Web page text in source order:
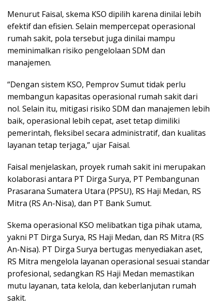
Menurut Faisal, skema KSO dipilih karena dinilai lebih
efektif dan efisien. Selain mempercepat operasional
rumah sakit, pola tersebut juga dinilai mampu
meminimalkan risiko pengelolaan SDM dan
manajemen.
“Dengan sistem KSO, Pemprov Sumut tidak perlu
membangun kapasitas operasional rumah sakit dari
nol. Selain itu, mitigasi risiko SDM dan manajemen lebih
baik, operasional lebih cepat, aset tetap dimiliki
pemerintah, fleksibel secara administratif, dan kualitas
layanan tetap terjaga,” ujar Faisal.
Faisal menjelaskan, proyek rumah sakit ini merupakan
kolaborasi antara PT Dirga Surya, PT Pembangunan
Prasarana Sumatera Utara (PPSU), RS Haji Medan, RS
Mitra (RS An-Nisa), dan PT Bank Sumut.
Skema operasional KSO melibatkan tiga pihak utama,
yakni PT Dirga Surya, RS Haji Medan, dan RS Mitra (RS
An-Nisa). PT Dirga Surya bertugas menyediakan aset,
RS Mitra mengelola layanan operasional sesuai standar
profesional, sedangkan RS Haji Medan memastikan
mutu layanan, tata kelola, dan keberlanjutan rumah
sakit.